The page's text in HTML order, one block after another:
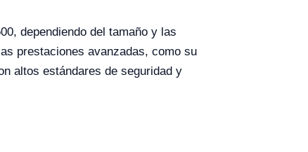
dependiendo del tamaño y las
prestaciones avanzadas, como su
altos estándares de seguridad y